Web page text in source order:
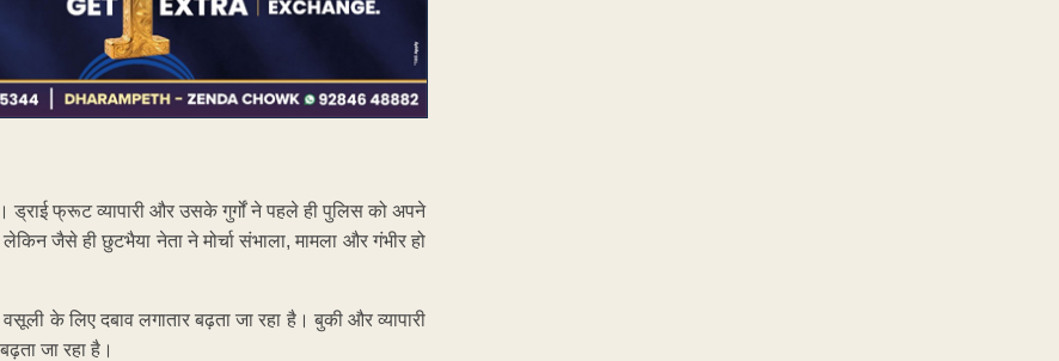
फ्रूट व्यापारी और उसके गुर्गों ने पहले ही पुलिस को अपने
जैसे ही छुटभैया नेता ने मोर्चा संभाला, मामला और गंभीर हो
के लिए दबाव लगातार बढ़ता जा रहा है। बुकी और व्यापारी
जा रहा है।